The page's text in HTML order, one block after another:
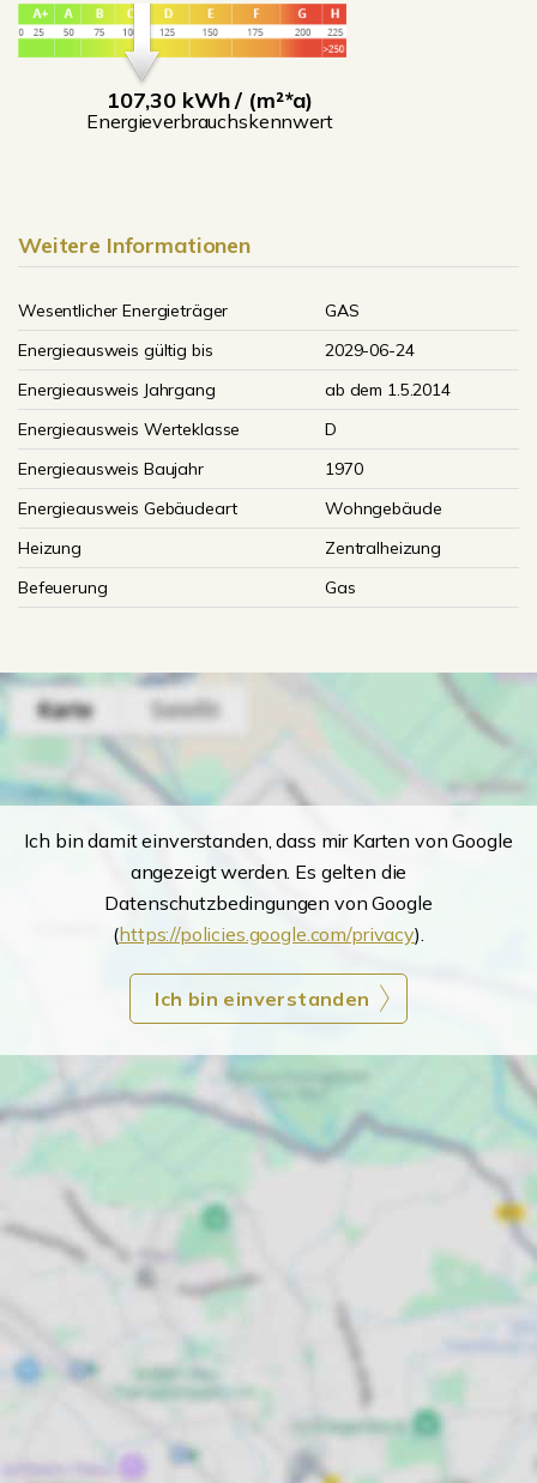
107,30 kWh / (m²*a)
Energieverbrauchskennwert
Weitere Informationen
Wesentlicher Energieträger
GAS
Energieausweis gültig bis
2029-06-24
Energieausweis Jahrgang
ab dem 1.5.2014
Energieausweis Werteklasse
D
Energieausweis Baujahr
1970
Energieausweis Gebäudeart
Wohngebäude
Heizung
Zentralheizung
Befeuerung
Gas
Ich bin damit einverstanden, dass mir Karten von Google
angezeigt werden. Es gelten die
Datenschutzbedingungen von Google
(https://policies.google.com/privacy).
Ich bin einverstanden